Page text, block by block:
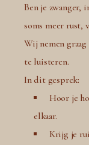
Ben je zwanger,
soms meer rust,
Wij nemen
te luisteren.
In dit gesprek:
Hoor je
elkaar.
Krijg je